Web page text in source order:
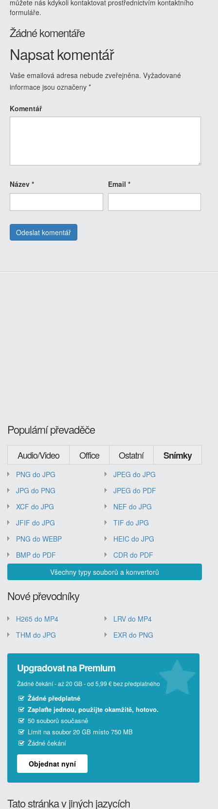
můžete nás kdykoli kontaktovat prostřednictvím kontaktního
formuláře.
Žádné komentáře
Napsat komentář
Vaše emailová adresa nebude zveřejněna. Vyžadované
informace jsou označeny *
Komentář
Název * Email *
Populární převaděče
Audio/Video Office Ostatní Snímky
PNG do JPG
JPEG do JPG
JPG do PNG
JPEG do PDF
XCF do JPG
NEF do JPG
JFIF do JPG
TIF do JPG
PNG do WEBP
HEIC do JPG
BMP do PDF
CDR do PDF
Všechny typy souborů a konvertorů
Nové převodníky
H265 do MP4
LRV do MP4
THM do JPG
EXR do PNG
Upgradovat na Premium
Žádné čekání - až 20 GB - od 5,99 € bez předplatného
Žádné předplatné
Zaplaťte jednou, použijte okamžitě, hotovo.
50 souborů současně
Limit na soubor 20 GB místo 750 MB
Žádné čekání
Objednat nyní
Tato stránka v jiných jazycích